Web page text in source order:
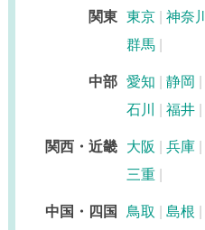
関東 東京 神奈川
群馬
中部 愛知 静岡
石川
福井
関西・近畿 大阪 兵庫
三重
中国・四国 鳥取 島根